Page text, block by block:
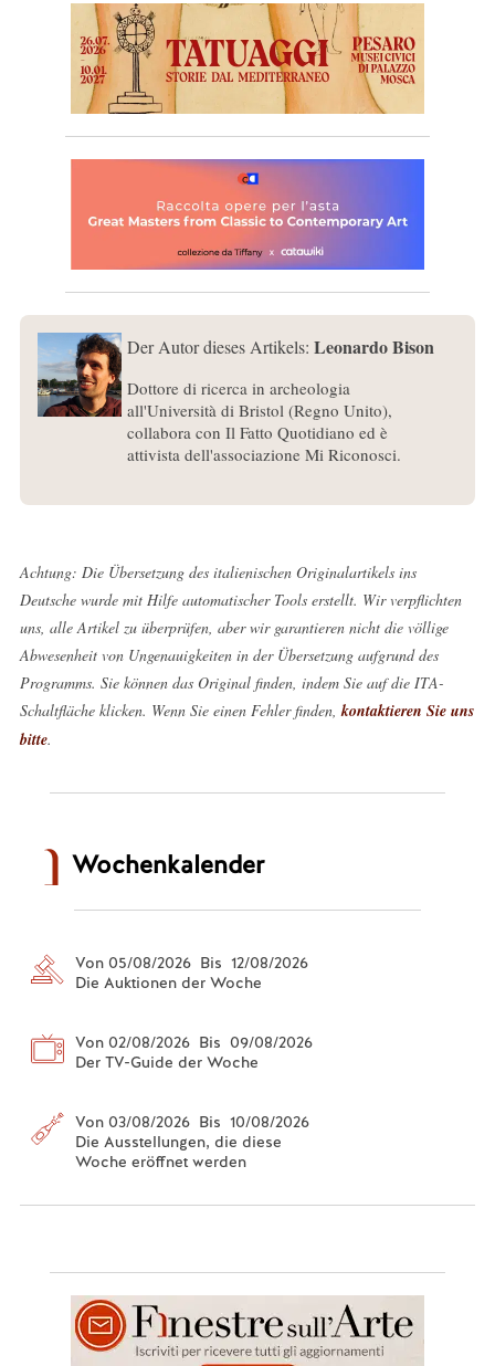
Der Autor dieses Artikels: Leonardo Bison
Dottore di ricerca in archeologia
all'Università di Bristol (Regno Unito),
collabora con Il Fatto Quotidiano ed è
attivista dell'associazione Mi Riconosci.
Achtung: Die Übersetzung des italienischen Originalartikels ins
Deutsche wurde mit Hilfe automatischer Tools erstellt. Wir verpflichten
uns, alle Artikel zu überprüfen, aber wir garantieren nicht die völlige
Abwesenheit von Ungenauigkeiten in der Übersetzung aufgrund des
Programms. Sie können das Original finden, indem Sie auf die ITA-
Schaltfläche klicken. Wenn Sie einen Fehler finden,kontaktieren Sie uns
bitte.
Wochenkalender
Von 05/08/2026 Bis 12/08/2026
Die Auktionen der Woche
Von 02/08/2026 Bis 09/08/2026
Der TV-Guide der Woche
Von 03/08/2026 Bis 10/08/2026
Die Ausstellungen, die diese
Woche eröffnet werden